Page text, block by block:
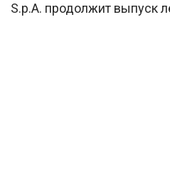
S.p.A. продолжит выпуск